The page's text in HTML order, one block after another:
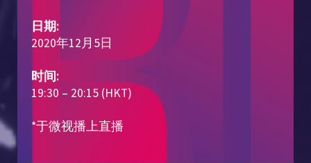
日期:
2020年12月5日
时间:
19:30 – 20:15 (HKT)
*于微视播上直播